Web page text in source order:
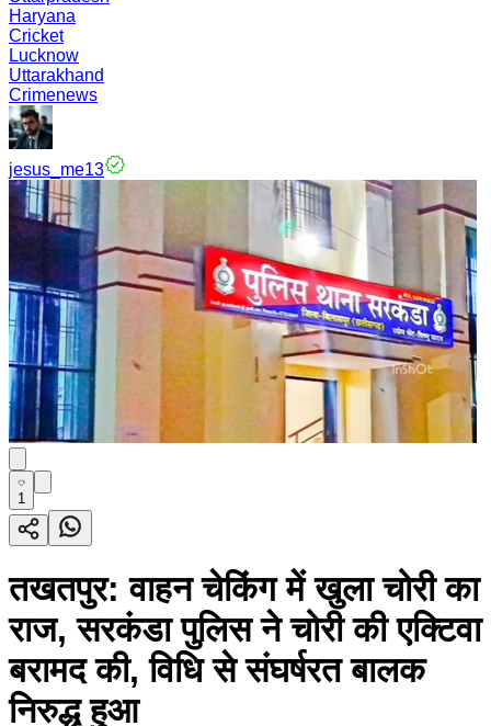
Haryana
Cricket
Lucknow
Uttarakhand
Crimenews
jesus_me13
1
तखतपुर: वाहन चेकिंग में खुला चोरी का
राज, सरकंडा पुलिस ने चोरी की एक्टिवा
बरामद की, विधि से संघर्षरत बालक
निरुद्ध हुआ